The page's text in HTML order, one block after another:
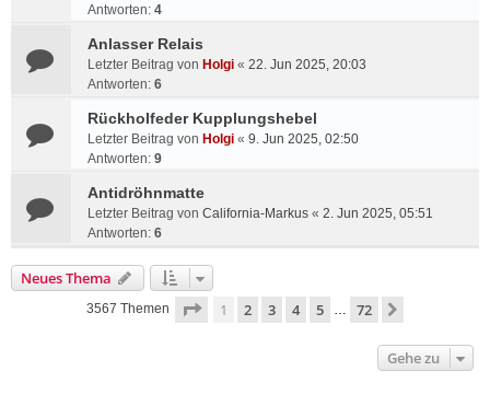
Antworten: 4
Anlasser Relais
Letzter Beitrag von Holgi « 22. Jun 2025, 20:03
Antworten: 6
Rückholfeder Kupplungshebel
Letzter Beitrag von Holgi « 9. Jun 2025, 02:50
Antworten: 9
Antidröhnmatte
Letzter Beitrag von California-Markus « 2. Jun 2025, 05:51
Antworten: 6
Neues Thema
3567 Themen Seite 1von 72
1 2 3 4 5 … 72
Gehe zu